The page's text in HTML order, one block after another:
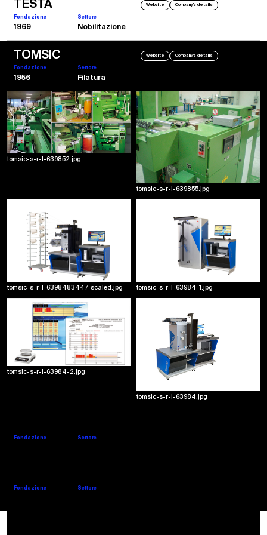
TESTA Website Company's details
Fondazione Settore
1969 Nobilitazione
TOMSIC Website Company's details
Fondazione Settore
1956 Filatura
tomsic-s-r-l-639852.jpg
tomsic-s-r-l-639855.jpg
tomsic-s-r-l-6398483447-scaled.jpg tomsic-s-r-l-63984-1.jpg
tomsic-s-r-l-63984-2.jpg
tomsic-s-r-l-63984.jpg
2015
Dinamometro automatico - TensoTester3
TensoTester3 e il dinamometro automatico prodotto dalla TOMSIC. 100% made in
Italy. studiato per testare ed analizzare le proprieta di elongazione e tenacita di filati
di fili fatti da fibre e di fili tipo filament.
TMS45 - Titolatore Elettronico
TMS45-Count Analyser e un dispositivo di laboratorio prodotto dalla TOMSIC
destinato alla misura e alla successiva determinazione del titolo su filati. nastri e
stoppini. Il software del Count Analyser e dotato di una tecnologia Link-Job. che
consente di associare la prova del titolo con il regolarimetro easy ed il dinamometro
Tensotester3. Molto semplice. utile per impedire errori. una tecnologia salva tempo.
Fondazione Settore
Fondazione Settore